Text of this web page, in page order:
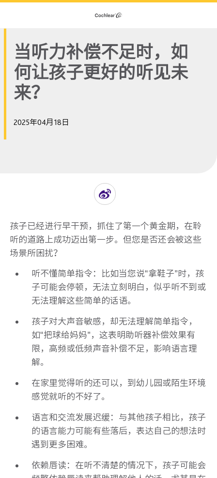
当听力补偿不足时，如
何让孩子更好的听见未
来？
2025年04月18日
孩子已经进行早干预，抓住了第一个黄金期，在聆
听的道路上成功迈出第一步。但您是否还会被这些
场景所困扰？
听不懂简单指令：比如当您说“拿鞋子”时，孩
子可能会停顿，无法立刻明白，似乎听不到或
无法理解这些简单的话语。
孩子对大声音敏感，却无法理解简单指令，
如“把球给妈妈”，这表明助听器补偿效果有
限，高频或低频声音补偿不足，影响语言理
解。
在家里觉得听的还可以，到幼儿园或陌生环境
感觉就听的不好了。
语言和交流发展迟缓：与其他孩子相比，孩子
的语言能力可能有些落后，表达自己的想法时
遇到更多困难。
依赖唇读：在听不清楚的情况下，孩子可能会